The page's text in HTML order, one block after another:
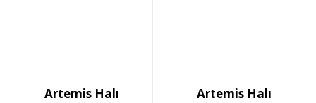
Artemis Halı Artemis Halı